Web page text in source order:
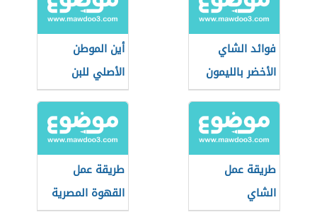
فوائد الشاي
الأخضر بالليمون
أين الموطن
الأصلي للبن
طريقة عمل
الشاي
طريقة عمل
القهوة المصرية